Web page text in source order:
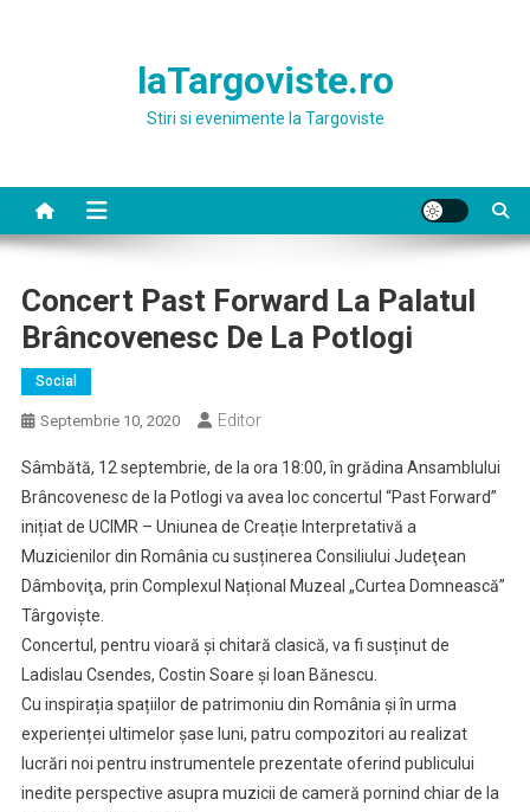
laTargoviste.ro
Stiri si evenimente la Targoviste
Concert Past Forward La Palatul
Brâncovenesc De La Potlogi
Social
Septembrie 10, 2020 Editor
Sâmbătă, 12 septembrie, de la ora 18:00, în grădina Ansamblului
Brâncovenesc de la Potlogi va avea loc concertul “Past Forward”
inițiat de UCIMR – Uniunea de Creație Interpretativă a
Muzicienilor din România cu susținerea Consiliului Judeţean
Dâmboviţa, prin Complexul Național Muzeal „Curtea Domnească”
Târgovişte.
Concertul, pentru vioară și chitară clasică, va fi susținut de
Ladislau Csendes, Costin Soare și Ioan Bănescu.
Cu inspirația spațiilor de patrimoniu din România și în urma
experienței ultimelor șase luni, patru compozitori au realizat
lucrări noi pentru instrumentele prezentate oferind publicului
inedite perspective asupra muzicii de cameră pornind chiar de la